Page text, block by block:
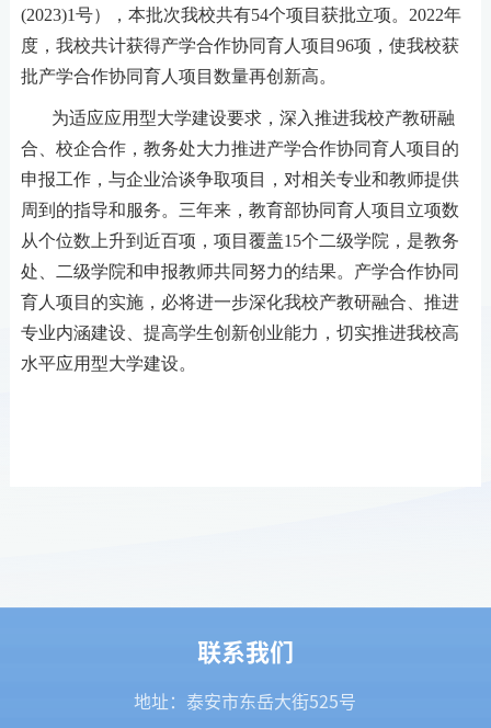
(2023)1号）， 本批次我校共有54个项目获批立项。 2022年
度，我校共计获得产学合作协同育人 项目 96项，使我校获
批产学合作协同育人项目数量再创新高。
为适应应用型大学建设要求，深入推进我校产教研融
合、校企合作，教务处大力推进产学合作协同育人项目的
申报工作，与企业洽谈争取项目，对相关专业和教师提供
周到的指导和服务。三年来，教育部协同育人项目立项数
从个位数上升到近百项，项目覆盖1 5个二级学院， 是教务
处、二级学院和申报教师共同努力的结果。产学合作协同
育人项目的实施，必将进一步深化我校产教研融合
推进
专业内涵建设
提高学生创新创业能力， 切实推进我校高
水平应用型大学建设。
联系我们
地址：泰安市东岳大街525号